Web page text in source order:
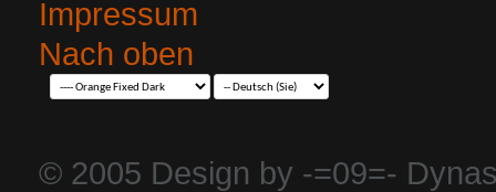
Impressum
Nach oben
© 2005 Design by -=09=-